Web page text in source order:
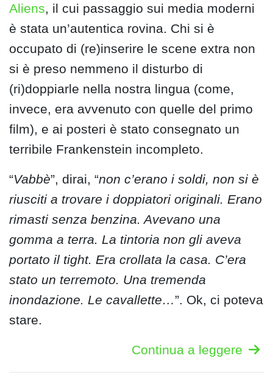
Aliens, il cui passaggio sui media moderni
è stata un’autentica rovina. Chi si è
occupato di (re)inserire le scene extra non
si è preso nemmeno il disturbo di
(ri)doppiarle nella nostra lingua (come,
invece, era avvenuto con quelle del primo
film), e ai posteri è stato consegnato un
terribile Frankenstein incompleto.
“Vabbè”, dirai, “non c’erano i soldi, non si è
riusciti a trovare i doppiatori originali. Erano
rimasti senza benzina. Avevano una
gomma a terra. La tintoria non gli aveva
portato il tight. Era crollata la casa. C’era
stato un terremoto. Una tremenda
inondazione. Le cavallette…”. Ok, ci poteva
stare.
Continua a leggere